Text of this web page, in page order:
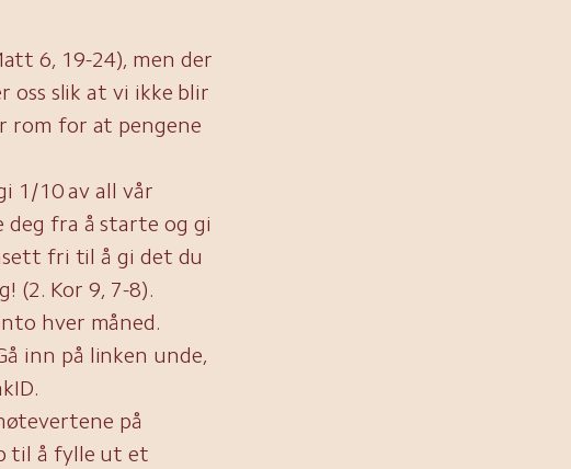
6, 19-24), men der
slik at vi ikke blir
rom for at pengene
1/10 av all vår
deg fra å starte og gi
fri til å gi det du
(2. Kor 9, 7-8).
hver måned.
inn på linken unde,
på
til å fylle ut et